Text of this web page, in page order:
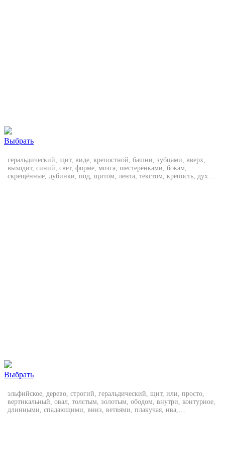
Выбрать
геральдический, щит, виде, крепостной, башни, зубцами, вверх,
выходит, синий, свет, форме, мозга, шестерёнками, бокам,
скрещённые, дубинки, под, щитом, лента, текстом, крепость, духа,
Выбрать
эльфийское, дерево, строгий, геральдический, щит, или, просто,
вертикальный, овал, толстым, золотым, ободом, внутри, контурное,
длинными, спадающими, вниз, ветвями, плакучая, ива,